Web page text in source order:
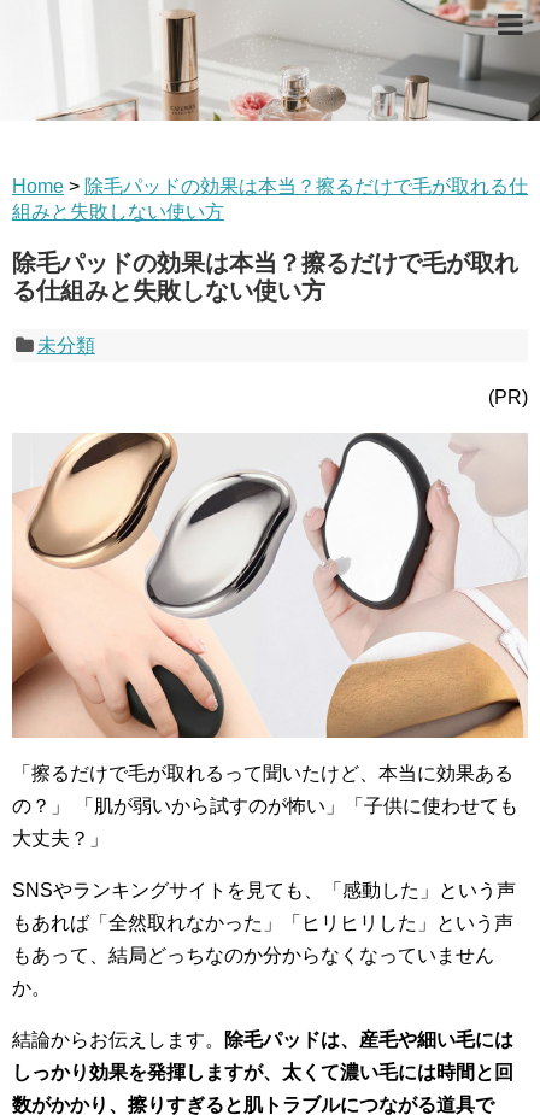
Home > 除毛パッドの効果は本当？擦るだけで毛が取れる仕
組みと失敗しない使い方
除毛パッドの効果は本当？擦るだけで毛が取れ
る仕組みと失敗しない使い方
未分類
(PR)
「擦るだけで毛が取れるって聞いたけど、本当に効果ある
の？」 「肌が弱いから試すのが怖い」「子供に使わせても
大丈夫？」
SNSやランキングサイトを見ても、「感動した」という声
もあれば「全然取れなかった」「ヒリヒリした」という声
もあって、結局どっちなのか分からなくなっていません
か。
結論からお伝えします。
除毛パッドは、産毛や細い毛には
しっかり効果を発揮しますが、太くて濃い毛には時間と回
数がかかり、擦りすぎると肌トラブルにつながる道具で